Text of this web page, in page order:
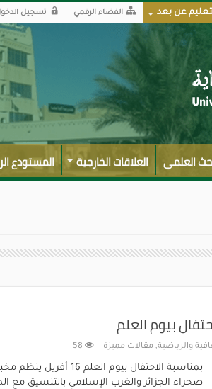
عن بعد الفضاء الرقمي تسجيل
العلمي العلاقات الخارجية المستودع
بيوم العلم
والرياضية, مقالات مميزة 58
بمناسبة الاحتفال بيوم
صحراء الجزائر والغرب الإسلامي بالتنسيق مع